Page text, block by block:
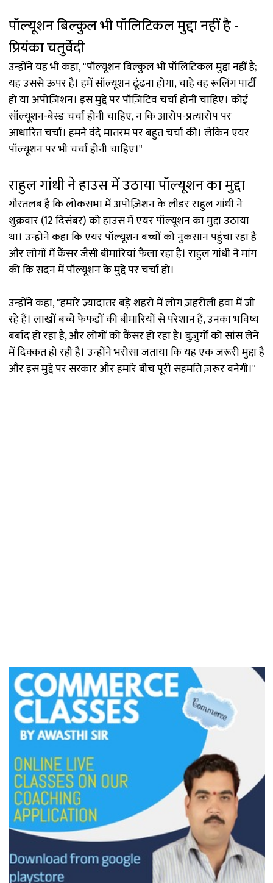
पॉल्यूशन बिल्कुल भी पॉलिटिकल मुद्दा नहीं है -
प्रियंका चतुर्वेदी
उन्होंने यह भी कहा, "पॉल्यूशन बिल्कुल भी पॉलिटिकल मुद्दा नहीं है;
यह उससे ऊपर है। हमें सॉल्यूशन ढूंढना होगा, चाहे वह रूलिंग पार्टी
हो या अपोज़िशन। इस मुद्दे पर पॉज़िटिव चर्चा होनी चाहिए। कोई
सॉल्यूशन-बेस्ड चर्चा होनी चाहिए, न कि आरोप-प्रत्यारोप पर
आधारित चर्चा। हमने वंदे मातरम पर बहुत चर्चा की। लेकिन एयर
पॉल्यूशन पर भी चर्चा होनी चाहिए।"
राहुल गांधी ने हाउस में उठाया पॉल्यूशन का मुद्दा
गौरतलब है कि लोकसभा में अपोज़िशन के लीडर राहुल गांधी ने
शुक्रवार (12 दिसंबर) को हाउस में एयर पॉल्यूशन का मुद्दा उठाया
था। उन्होंने कहा कि एयर पॉल्यूशन बच्चों को नुकसान पहुंचा रहा है
और लोगों में कैंसर जैसी बीमारियां फैला रहा है। राहुल गांधी ने मांग
की कि सदन में पॉल्यूशन के मुद्दे पर चर्चा हो।
उन्होंने कहा, "हमारे ज़्यादातर बड़े शहरों में लोग ज़हरीली हवा में जी
रहे हैं। लाखों बच्चे फेफड़ों की बीमारियों से परेशान हैं, उनका भविष्य
बर्बाद हो रहा है, और लोगों को कैंसर हो रहा है। बुज़ुर्गों को सांस लेने
में दिक्कत हो रही है। उन्होंने भरोसा जताया कि यह एक ज़रूरी मुद्दा है
और इस मुद्दे पर सरकार और हमारे बीच पूरी सहमति ज़रूर बनेगी।"